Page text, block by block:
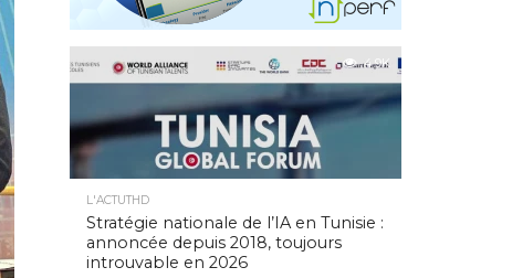
4.9K
L'ACTUTHD
Stratégie nationale de l’IA en Tunisie :
annoncée depuis 2018, toujours
introuvable en 2026